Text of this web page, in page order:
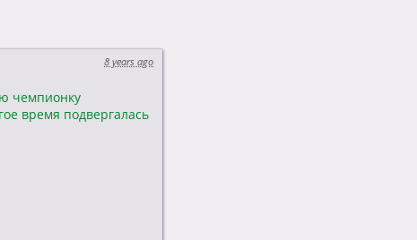
8 years ago
чемпионку
время подвергалась